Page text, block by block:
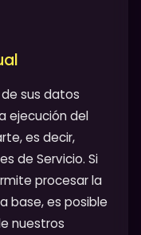
sus datos
ejecución del
es decir,
de Servicio. Si
procesar la
base, es posible
nuestros